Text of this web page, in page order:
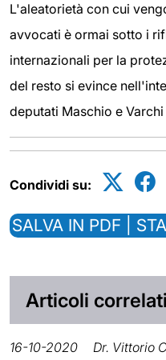
L'aleatorietà con cui
avvocati è ormai sotto i
internazionali per la
del resto si evince
deputati Maschio e
Condividi su:
SALVA IN PDF |
Articoli correlati
16-10-2020 Dr. Vittorio